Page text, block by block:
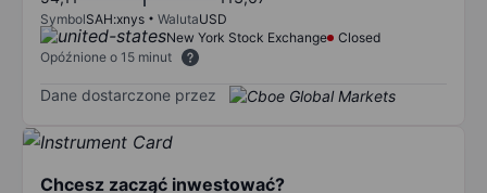
SymbolSAH:xnys WalutaUSD
New York Stock Exchange
Closed
Opóźnione o 15 minut
Dane dostarczone przez
Chcesz zacząć inwestować?